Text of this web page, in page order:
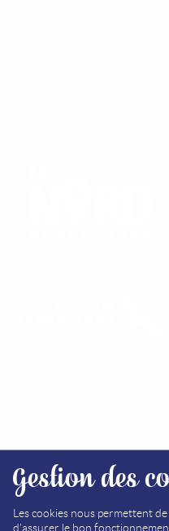
PLAN
Gestion des
Les cookies nous permettent
d'assurer le bon